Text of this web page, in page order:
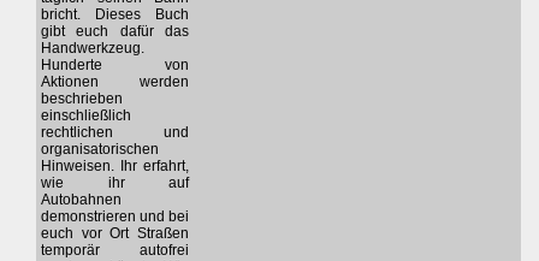
bricht. Dieses Buch
gibt euch dafür das
Handwerkzeug.
Hunderte von
Aktionen werden
beschrieben
einschließlich
rechtlichen und
organisatorischen
Hinweisen. Ihr erfahrt,
wie ihr auf
Autobahnen
demonstrieren und bei
euch vor Ort Straßen
temporär autofrei